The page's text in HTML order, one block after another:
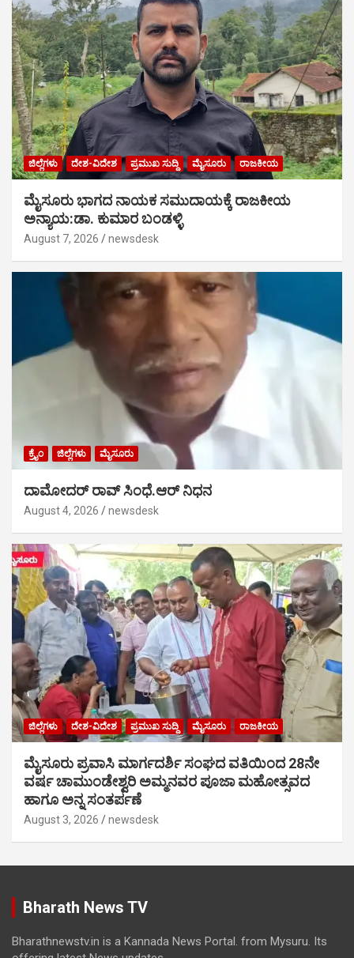
ಜಿಲ್ಲೆಗಳು ದೇಶ-ವಿದೇಶ ಪ್ರಮುಖ ಸುದ್ದಿ ಮೈಸೂರು ರಾಜಕೀಯ
ಮೈಸೂರು ಭಾಗದ ನಾಯಕ ಸಮುದಾಯಕ್ಕೆ ರಾಜಕೀಯ
ಅನ್ಯಾಯ:ಡಾ. ಕುಮಾರ ಬಂಡಳ್ಳಿ
August 7, 2026 newsdesk
ಕ್ರೈಂ ಜಿಲ್ಲೆಗಳು ಮೈಸೂರು
ದಾಮೋದರ್ ರಾವ್ ಸಿಂಧೆ.ಆರ್ ನಿಧನ
August 4, 2026 newsdesk
ಜಿಲ್ಲೆಗಳು ದೇಶ-ವಿದೇಶ ಪ್ರಮುಖ ಸುದ್ದಿ ಮೈಸೂರು ರಾಜಕೀಯ
ಮೈಸೂರು ಪ್ರವಾಸಿ ಮಾರ್ಗದರ್ಶಿ ಸಂಘದ ವತಿಯಿಂದ 28ನೇ
ವರ್ಷ ಚಾಮುಂಡೇಶ್ವರಿ ಅಮ್ಮನವರ ಪೂಜಾ ಮಹೋತ್ಸವದ
ಹಾಗೂ ಅನ್ನ ಸಂತರ್ಪಣೆ
August 3, 2026 newsdesk
Bharath News TV
Bharathnewstv.in is a Kannada News Portal. from Mysuru. Its